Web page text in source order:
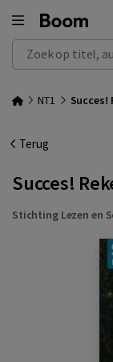
Zoek op titel,
NT1 Succes!
Terug
Succes!
Stichting Lezen en